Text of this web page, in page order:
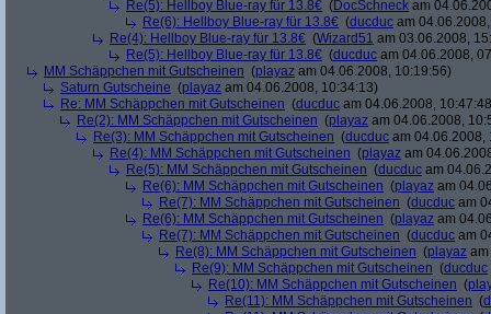
Re(5): Hellboy Blue-ray für 13.8€ (DocSchneck am
Re(6): Hellboy Blue-ray für 13.8€ (ducduc am
Re(4): Hellboy Blue-ray für 13.8€ (Wizard51 am 03.06.2008,
Re(5): Hellboy Blue-ray für 13.8€ (ducduc am 04.06.2008,
MM Schäppchen mit Gutscheinen (playaz am 04.06.2008, 10:19:56)
Saturn Gutscheine (playaz am 04.06.2008, 10:34:13)
Re: MM Schäppchen mit Gutscheinen (ducduc am 04.06.2008,
Re(2): MM Schäppchen mit Gutscheinen (playaz am 04.06.2008,
Re(3): MM Schäppchen mit Gutscheinen (ducduc am 04.06.2008,
Re(4): MM Schäppchen mit Gutscheinen (playaz am
Re(5): MM Schäppchen mit Gutscheinen (ducduc am
Re(6): MM Schäppchen mit Gutscheinen (playaz am
Re(7): MM Schäppchen mit Gutscheinen (ducduc am
Re(6): MM Schäppchen mit Gutscheinen (playaz am
Re(7): MM Schäppchen mit Gutscheinen (ducduc am
Re(8): MM Schäppchen mit Gutscheinen (playaz
Re(9): MM Schäppchen mit Gutscheinen (ducduc
Re(10): MM Schäppchen mit Gutscheinen (
Re(11): MM Schäppchen mit Gutscheinen (